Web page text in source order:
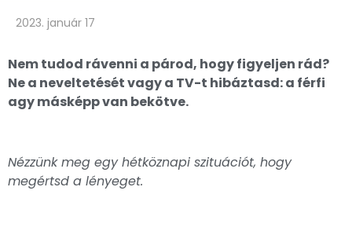
2023. január 17
Nem tudod rávenni a párod, hogy figyeljen rád?
Ne a neveltetését vagy a TV-t hibáztasd: a férfi
agy másképp van bekötve.
Nézzünk meg egy hétköznapi szituációt, hogy
megértsd a lényeget.